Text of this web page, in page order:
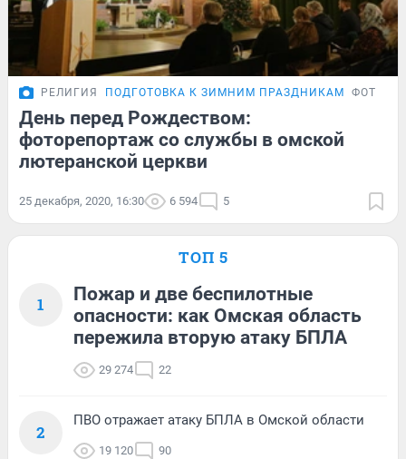
РЕЛИГИЯ ПОДГОТОВКА К ЗИМНИМ ПРАЗДНИКАМ
День перед Рождеством:
фоторепортаж со службы в омской
лютеранской церкви
25 декабря, 2020, 16:30 6 594 5
ТОП 5
1
Пожар и две беспилотные
опасности: как Омская область
пережила вторую атаку БПЛА
29 274 22
2
ПВО отражает атаку БПЛА в Омской области
19 120 90